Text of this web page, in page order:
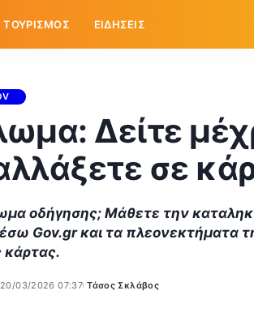
ΤΟΥΡΙΣΜΟΣ ΕΙΔΗΣΕΙΣ
Δείτε
σε
οδήγησης; Μάθετε την
Gov.gr και τα πλεονεκτήματα
κάρτας.
20/03/2026 07:37
Posted
Τάσος Σκλάβος